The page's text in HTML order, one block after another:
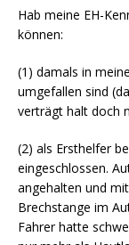
Hab meine EH-
können:
(1) damals in
umgefallen sind
verträgt halt doch
(2) als Ersthelfer
eingeschlossen.
angehalten und
Brechstange im
Fahrer hatte